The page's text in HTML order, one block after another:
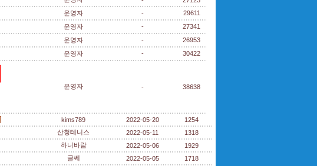
운영자 -
29611
운영자 -
27341
운영자 -
26953
운영자 - 30422
운영자 - 38638
kims789 2022-05-20
1254
산청테니스 2022-05-11
1318
하니바람 2022-05-06
1929
글쎄 2022-05-05
1718